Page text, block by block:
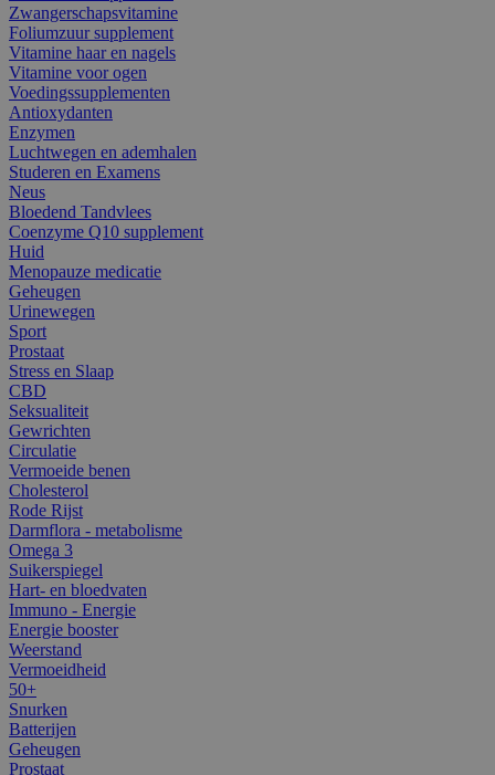
Zwangerschapsvitamine
Foliumzuur supplement
Vitamine haar en nagels
Vitamine voor ogen
Voedingssupplementen
Antioxydanten
Enzymen
Luchtwegen en ademhalen
Studeren en Examens
Neus
Bloedend Tandvlees
Coenzyme Q10 supplement
Huid
Menopauze medicatie
Geheugen
Urinewegen
Sport
Prostaat
Stress en Slaap
CBD
Seksualiteit
Gewrichten
Circulatie
Vermoeide benen
Cholesterol
Rode Rijst
Darmflora - metabolisme
Omega 3
Suikerspiegel
Hart- en bloedvaten
Immuno - Energie
Energie booster
Weerstand
Vermoeidheid
50+
Snurken
Batterijen
Geheugen
Prostaat